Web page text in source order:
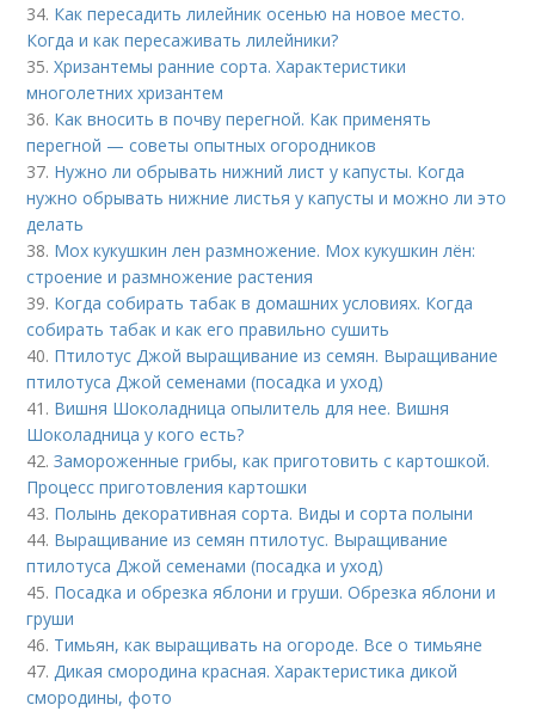
34. Как пересадить лилейник осенью на новое место.
Когда и как пересаживать лилейники?
35.Хризантемы ранние сорта. Характеристики
многолетних хризантем
36. Как вносить в почву перегной. Как применять
перегной — советы опытных огородников
37. Нужно ли обрывать нижний лист у капусты. Когда
нужно обрывать нижние листья у капусты и можно ли это
делать
38. Мох кукушкин лен размножение. Мох кукушкин лён:
строение и размножение растения
39. Когда собирать табак в домашних условиях. Когда
собирать табак и как его правильно сушить
40. Птилотус Джой выращивание из семян. Выращивание
птилотуса Джой семенами (посадка и уход)
41. Вишня Шоколадница опылитель для нее. Вишня
Шоколадница у кого есть?
42.Замороженные грибы, как приготовить с картошкой.
Процесс приготовления картошки
43. Полынь декоративная сорта. Виды и сорта полыни
44. Выращивание из семян птилотус. Выращивание
птилотуса Джой семенами (посадка и уход)
45. Посадка и обрезка яблони и груши. Обрезка яблони и
груши
46. Тимьян, как выращивать на огороде. Все о тимьяне
47.Дикая смородина красная. Характеристика дикой
смородины, фото